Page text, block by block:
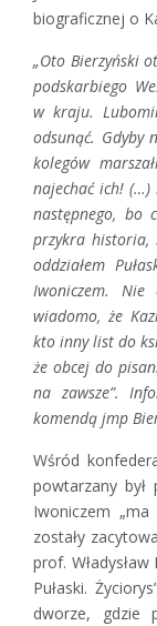
biograficznej o
„Oto Bierzyński
podskarbiego
w kraju.
odsunąć. Gdyby
kolegów
najechać ich! (…)
następnego, bo
przykra historia,
oddziałem
Iwoniczem.
wiadomo, że
kto inny list do
że obcej do
na zawsze”.
komendą jmp
Wśród
powtarzany był
Iwoniczem
zostały
prof.
Pułaski.
dworze, gdzie